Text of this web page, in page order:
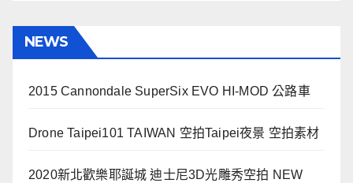
NEWS
2015 Cannondale SuperSix EVO HI-MOD 公路車
Drone Taipei101 TAIWAN 空拍Taipei夜景 空拍素材
2020新北歡樂耶誕城 迪士尼3D光雕秀空拍 NEW